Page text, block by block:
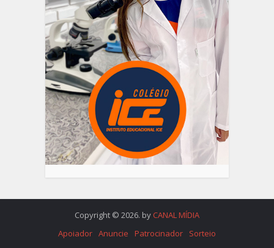
Copyright © 2026. by CANAL MÍDIA
Apoiador Anuncie Patrocinador Sorteio